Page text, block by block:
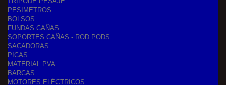
PESIMETROS
BOLSOS
FUNDAS CAÑAS
SOPORTES CAÑAS - ROD PODS
SACADORAS
PICAS
MATERIAL PVA
BARCAS
MOTORES ELÉCTRICOS